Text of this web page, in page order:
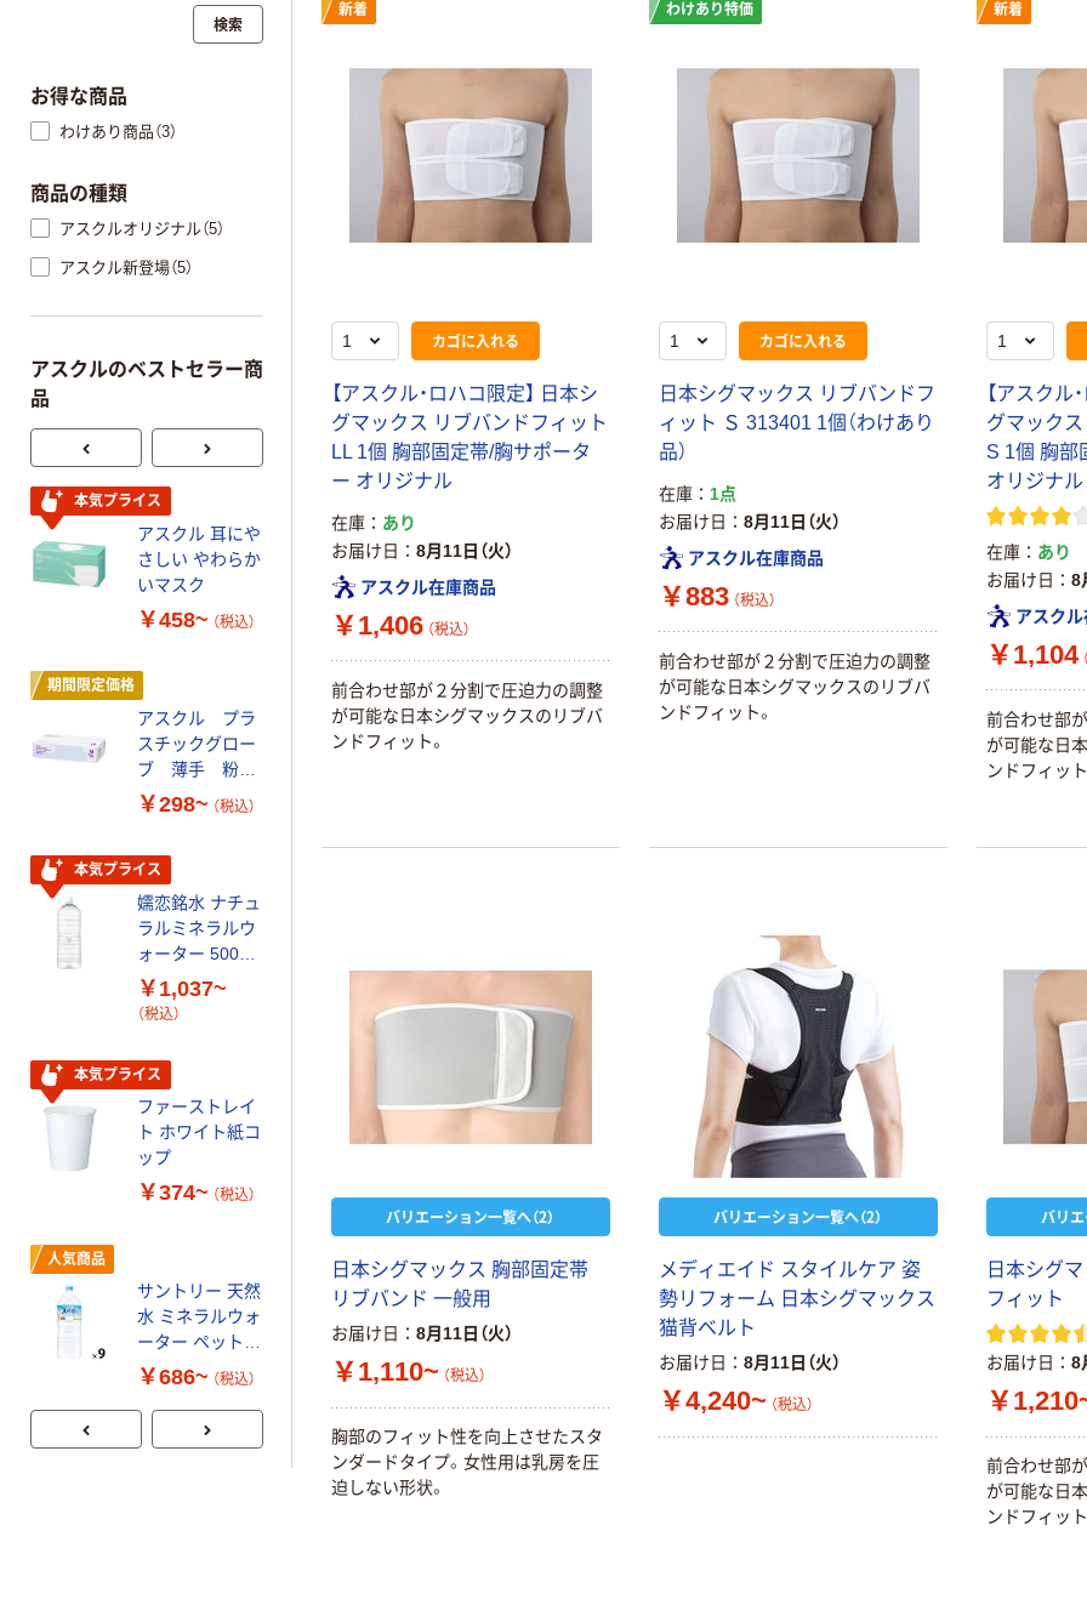
新着
カゴに入れる
【アスクル・ロハコ限定】 日本シ
グマックス リブバンドフィット
LL 1個 胸部固定帯/胸サポータ
ー オリジナル
在庫
あり
お届け日
8月11日（火）
アスクル在庫商品
￥1,406 （税込）
前合わせ部が２分割で圧迫力の調整
が可能な日本シグマックスのリブバ
ンドフィット。
わけあり特価
カゴに入れる
日本シグマックス リブバンドフ
ィット Ｓ 313401 1個（わけあり
品）
在庫
1点
お届け日
8月11日（火）
アスクル在庫商品
￥883 （税込）
前合わせ部が２分割で圧迫力の調整
が可能な日本シグマックスのリブバ
ンドフィット。
新着
【アスクル
グマック
S 1個 胸部
オリジナル
在庫
あり
お届け日
8
アスク
￥1,104
前合わせ部
が可能な日
ンドフィッ
バリエーション一覧へ（2）
日本シグマックス 胸部固定帯
リブバンド 一般用
お届け日 8月11日（火）
￥1,110~ （税込）
胸部のフィット性を向上させたスタ
ンダードタイプ。女性用は乳房を圧
迫しない形状。
バリエーション一覧へ（2）
メディエイド スタイルケア 姿
勢リフォーム 日本シグマックス
猫背ベルト
お届け日 8月11日（火）
￥4,240~ （税込）
バリエ
日本シグ
フィット
お届け日 8
￥
前合わせ部
が可能な日
ンドフィッ
検索
お得な商品
わけあり商品（3）
商品の種類
アスクルオリジナル（5）
アスクル新登場（5）
アスクルのベストセラー商
品
本気プライス
アスクル 耳にや
さしい やわらか
いマスク
￥458~ （税込）
期間限定価格
アスクル プラ
スチックグロー
ブ 薄手 粉な
し（パウダーフ
￥298~ （税込）
本気プライス
嬬恋銘水 ナチュ
ラルミネラルウ
ォーター 500ml
キャップシール
付き／2Lラベル
￥1,037~
（税込）
本気プライス
ファーストレイ
ト ホワイト紙コ
ップ
￥374~ （税込）
人気商品
サントリー 天然
水 ミネラルウォ
ーター ペットボ
トル
￥686~ （税込）
【アスクル限定】
ファーストレイ
ト ニトリルグ
ト 粉なし（パ
ウダーフリー）
￥698~
本気プライス
ペーパータオル
小判・シングル
ローブ ブル
ー 粉なし（パ
スズラン 酒精綿
G バルクタイプ
本気プライス
蛍光オプテック
ス1(アスクル限
定モデル) 蛍光
ペン ゼブラ
￥52~
本気プライス
ティッシュペー
パー ボックス
モカ 200組 5個
アスクル オリジ
ナルティッシュ
PEFC認証
さしい やわらか
いマスク
￥458~ （税込）
期間限定価格
アスクル プラ
スチックグロー
ブ 薄手 粉な
キャップシール
本気プライス
ファーストレイ
￥374~ （税込）
人気商品
サントリー 天然
ーター ペットボ
￥686~